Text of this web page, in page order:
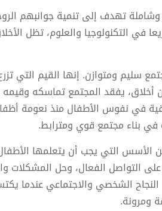
تهدف إلى تنمية جوانبهم
في التكنولوجيا والعلوم، تظل
سليم ومتوازن. إنها القيم التي
يفقد المجتمع تماسكه وقيمه
في نفوس الأطفال منذ نعومة
بناء مجتمع قوي ومترابط.
الأسس التي يجب أن يتعلمها
التواصل الفعال، وحل المشكلات
الشخصي والاجتماعي عندما
ومرونة.